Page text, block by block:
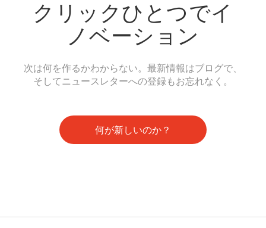
クリックひとつでイ
ノベーション
次は何を作るかわからない。最新情報はブログで、
そしてニュースレターへの登録もお忘れなく。
何が新しいのか？